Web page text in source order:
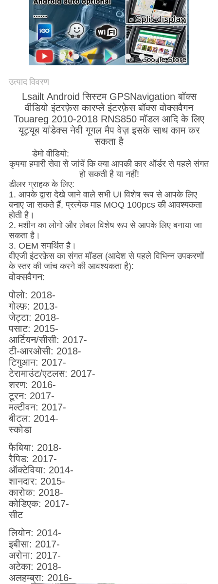
POLICY
उत्पाद विवरण
Lsailt Android सिस्टम GPSNavigation बॉक्स
वीडियो इंटरफ़ेस कारप्ले इंटरफ़ेस बॉक्स वोक्सवैगन
Touareg 2010-2018 RNS850 मॉडल आदि के लिए
यूट्यूब यांडेक्स नेवी गूगल मैप वेज़ इसके साथ काम कर
सकता है
डेमो वीडियो:
कृपया हमारी सेवा से जांचें कि क्या आपकी कार ऑर्डर से पहले संगत
हो सकती है या नहीं!
डीलर ग्राहक के लिए:
1. आपके द्वारा देखे जाने वाले सभी UI विशेष रूप से आपके लिए
बनाए जा सकते हैं, प्रत्येक माह MOQ 100pcs की आवश्यकता
होती है।
2. मशीन का लोगो और लेबल विशेष रूप से आपके लिए बनाया जा
सकता है।
3. OEM समर्थित है।
वीएजी इंटरफ़ेस का संगत मॉडल (आदेश से पहले विभिन्न उपकरणों
के स्तर की जांच करने की आवश्यकता है):
वोक्सवैगन:
पोलो: 2018-
गोल्फ़: 2013-
जेट्टा: 2018-
पसाट: 2015-
आर्टियन/सीसी: 2017-
टी-आरओसी: 2018-
टिगुआन: 2017-
टेरामाउंट/एटलस: 2017-
शरण: 2016-
टूरन: 2017-
मल्टीवन: 2017-
बीटल: 2014-
स्कोडा
फैबिया: 2018-
रैपिड: 2017-
ऑक्टेविया: 2014-
शानदार: 2015-
कारोक: 2018-
कोडिएक: 2017-
सीट
लियोन: 2014-
इबीसा: 2017-
अरोना: 2017-
अटेका: 2018-
अलहम्ब्रा: 2016-